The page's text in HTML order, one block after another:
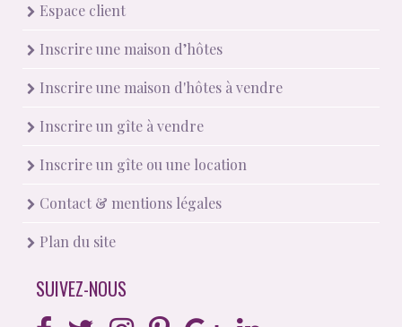
Espace client
Inscrire une maison d’hôtes
Inscrire une maison d'hôtes à vendre
Inscrire un gîte à vendre
Inscrire un gîte ou une location
Contact & mentions légales
Plan du site
SUIVEZ-NOUS